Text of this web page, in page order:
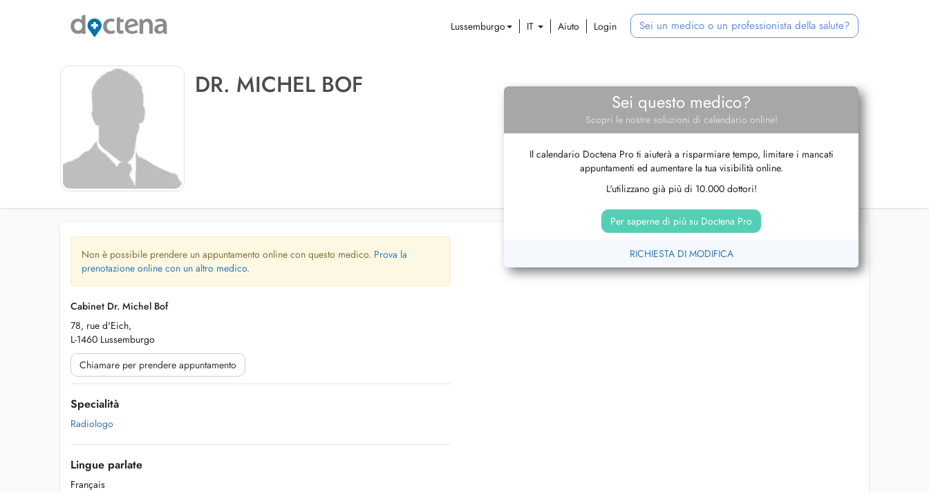
Lussemburgo IT Aiuto Login Sei un medico o un professionista della salute?
DR. MICHEL BOF
Sei questo medico?
Scopri le nostre soluzioni di calendario online!
Il calendario Doctena Pro ti aiuterà a risparmiare tempo, limitare i mancati
appuntamenti ed aumentare la tua visibilità online.
L'utilizzano già più di 10.000 dottori!
Per saperne di più su Doctena Pro
RICHIESTA DI MODIFICA
Non è possibile prendere un appuntamento online con questo medico. Prova la
prenotazione online con un altro medico.
Cabinet Dr. Michel Bof
78, rue d'Eich,
L-1460 Lussemburgo
Chiamare per prendere appuntamento
Specialità
Radiologo
Lingue parlate
Français